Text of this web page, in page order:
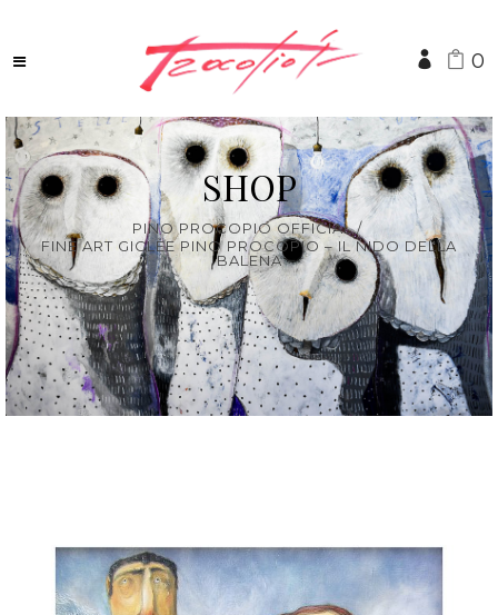
0
SHOP
PINO PROCOPIO OFFICIAL/
FINE ART GICLÈE PINO PROCOPIO – IL NIDO DELLA
BALENA